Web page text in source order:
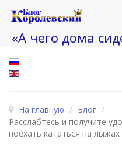
«А чего дома
На главную / Блог /
Расслабтесь и получите
поехать кататься на